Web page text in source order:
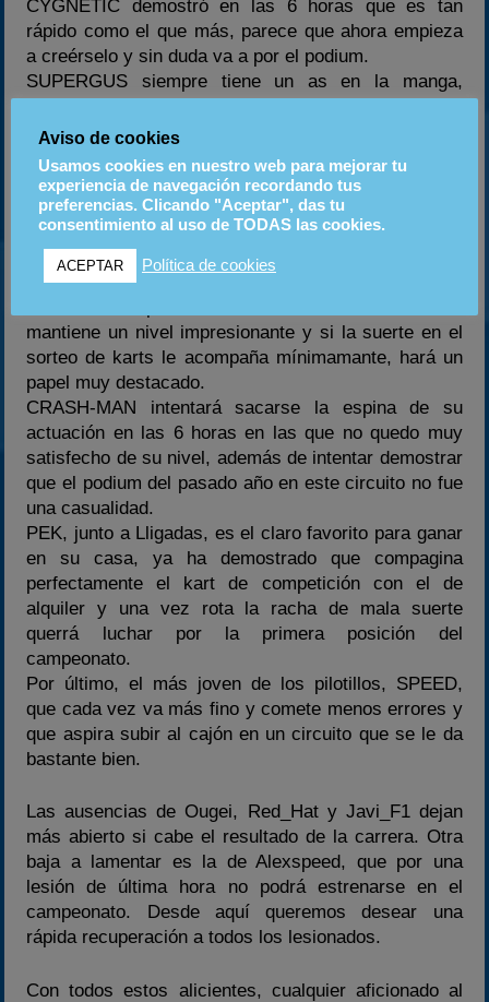
CYGNETIC demostró en las 6 horas que es tan
rápido como el que más, parece que ahora empieza
a creérselo y sin duda va a por el podium.
SUPERGUS siempre tiene un as en la manga,
siempre lucha por la victoria, al igual que con
Lligadas esperemos que no le cueste reacomodarse
al kart de alquiler.
JP79, tras una etapa de cambios y frenética
actividad a nivel personal, parece haber encontrado
la estabilidad necesaria para sacar ese piloto que
lleva dentro.
mantiene un nivel impresionante y si la suerte en el
sorteo de karts le acompaña mínimamante, hará un
papel muy destacado.
CRASH-MAN intentará sacarse la espina de su
actuación en las 6 horas en las que no quedo muy
satisfecho de su nivel, además de intentar demostrar
que el podium del pasado año en este circuito no fue
una casualidad.
PEK, junto a Lligadas, es el claro favorito para ganar
en su casa, ya ha demostrado que compagina
perfectamente el kart de competición con el de
alquiler y una vez rota la racha de mala suerte
querrá luchar por la primera posición del
campeonato.
Por último, el más joven de los pilotillos, SPEED,
que cada vez va más fino y comete menos errores y
que aspira subir al cajón en un circuito que se le da
bastante bien.
Las ausencias de Ougei, Red_Hat y Javi_F1 dejan
más abierto si cabe el resultado de la carrera. Otra
baja a lamentar es la de Alexspeed, que por una
lesión de última hora no podrá estrenarse en el
campeonato. Desde aquí queremos desear una
rápida recuperación a todos los lesionados.
Con todos estos alicientes, cualquier aficionado al
Aviso de cookies
Usamos cookies en nuestro web para mejorar tu
experiencia de navegación recordando tus
preferencias. Clicando "Aceptar", das tu
consentimiento al uso de TODAS las cookies.
ACEPTAR Política de cookies